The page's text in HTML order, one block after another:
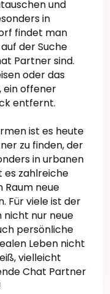
und
in
findet man
der Suche
Partner sind.
oder das
ein offener
entfernt.
ist es heute
zu finden, der
in urbanen
es zahlreiche
Raum neue
Für viele ist der
nicht nur neue
persönliche
Leben nicht
vielleicht
Chat Partner